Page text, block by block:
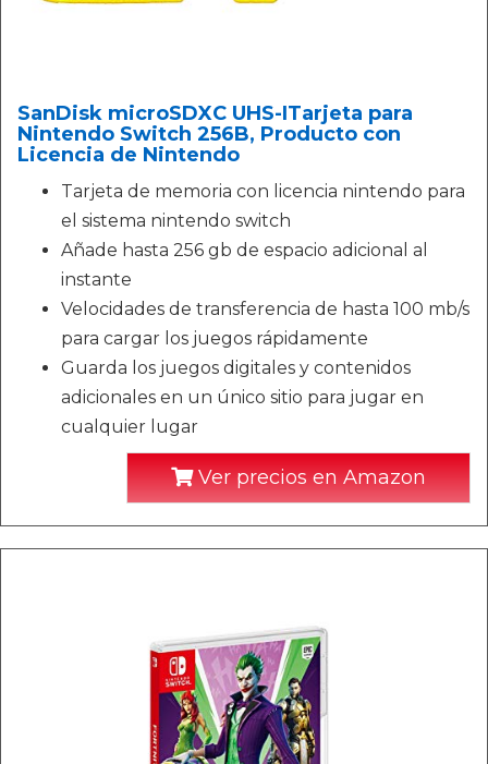
SanDisk microSDXC UHS-ITarjeta para
Nintendo Switch 256B, Producto con
Licencia de Nintendo
Tarjeta de memoria con licencia nintendo para
el sistema nintendo switch
Añade hasta 256 gb de espacio adicional al
instante
Velocidades de transferencia de hasta 100 mb/s
para cargar los juegos rápidamente
Guarda los juegos digitales y contenidos
adicionales en un único sitio para jugar en
cualquier lugar
Ver precios en Amazon